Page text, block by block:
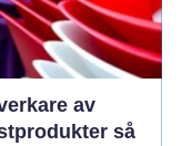
av
så